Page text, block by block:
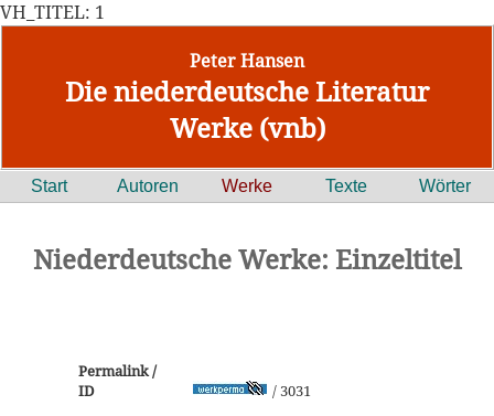
VH_TITEL: 1
Peter Hansen
Die niederdeutsche Literatur
Werke (vnb)
Start Autoren Werke Texte Wörter
Niederdeutsche Werke: Einzeltitel
Permalink /
ID
/ 3031